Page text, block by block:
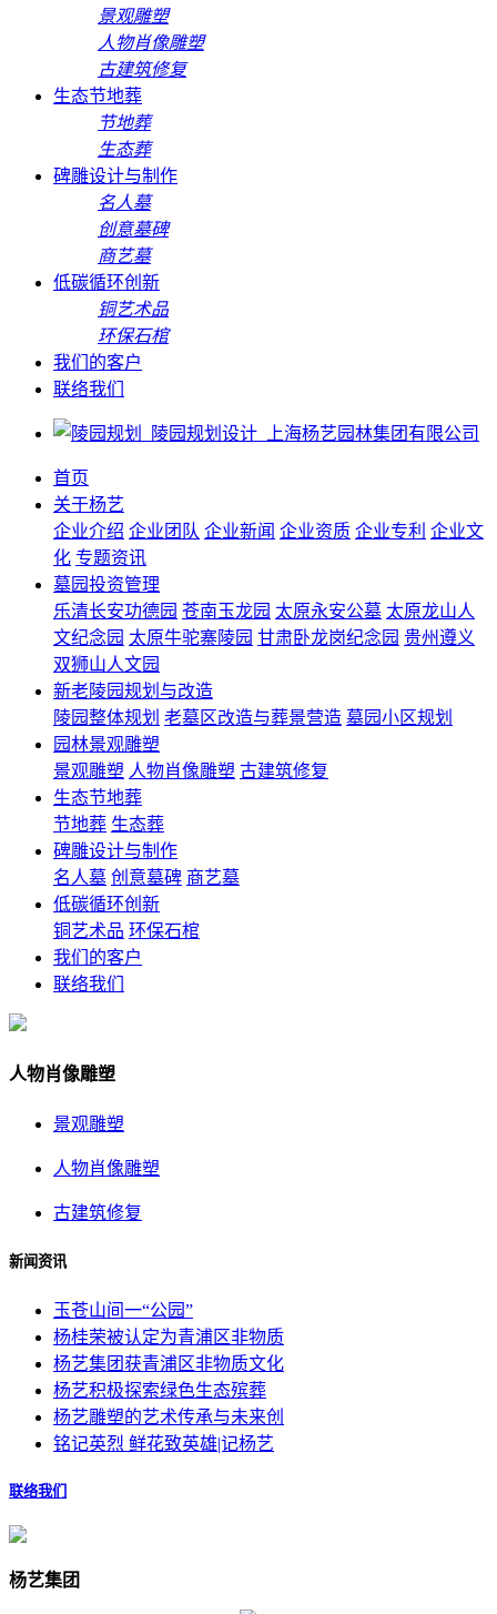
景观雕塑
人物肖像雕塑
古建筑修复
生态节地葬
节地葬
生态葬
碑雕设计与制作
名人墓
创意墓碑
商艺墓
低碳循环创新
铜艺术品
环保石棺
我们的客户
联络我们
首页
关于杨艺
企业介绍 企业团队 企业新闻 企业资质 企业专利 企业文
化 专题资讯
墓园投资管理
乐清长安功德园 苍南玉龙园 太原永安公墓 太原龙山人
文纪念园 太原牛驼寨陵园 甘肃卧龙岗纪念园 贵州遵义
双狮山人文园
新老陵园规划与改造
陵园整体规划 老墓区改造与葬景营造 墓园小区规划
园林景观雕塑
景观雕塑 人物肖像雕塑 古建筑修复
生态节地葬
节地葬 生态葬
碑雕设计与制作
名人墓 创意墓碑 商艺墓
低碳循环创新
铜艺术品 环保石棺
我们的客户
联络我们
人物肖像雕塑
景观雕塑
人物肖像雕塑
古建筑修复
新闻资讯
玉苍山间一“公园”
杨桂荣被认定为青浦区非物质
杨艺集团获青浦区非物质文化
杨艺积极探索绿色生态殡葬
杨艺雕塑的艺术传承与未来创
铭记英烈 鲜花致英雄|记杨艺
联络我们
杨艺集团